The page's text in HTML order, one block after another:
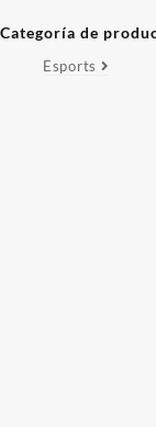
Categoría de
Esports